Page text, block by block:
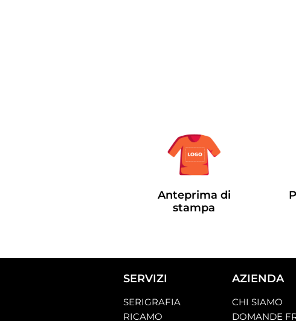
Anteprima di
stampa
SERVIZI
SERIGRAFIA
RICAMO
AZIENDA
CHI SIAMO
DOMANDE